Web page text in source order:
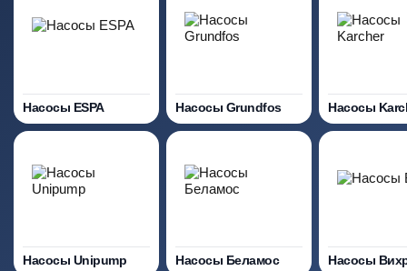
Насосы ESPA Насосы Grundfos Насосы
Насосы Unipump Насосы Беламос Насосы